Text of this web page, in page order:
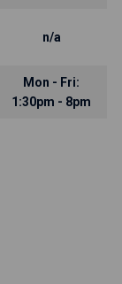
n/a
Mon - Fri:
1:30pm - 8pm